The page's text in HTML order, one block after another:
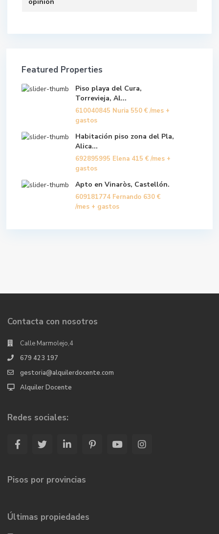
Featured Properties
Piso playa del Cura,
Torrevieja, Al...
610040845 Nuria 550 € /mes +
gastos
Habitación piso zona del Pla,
Alica...
692895995 Elena 415 € /mes +
gastos
Apto en Vinaròs, Castellón.
609181774 Fernando 630 €
/mes + gastos
Contacta con nosotros
Calle Marmolejo,4
679 423 197
gestoria@alquilerdocente.com
Alquiler Docente
Redes sociales:
Pisos por provincias
Últimas propiedades